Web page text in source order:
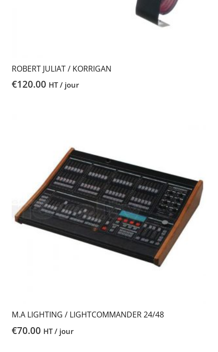
ROBERT JULIAT / KORRIGAN
€120.00 HT / jour
M.A LIGHTING / LIGHTCOMMANDER 24/48
€70.00 HT / jour